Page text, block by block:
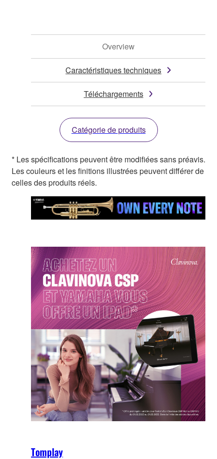
Overview
Caractéristiques techniques
Téléchargements
Catégorie de produits
* Les spécifications peuvent être modifiées sans préavis.
Les couleurs et les finitions illustrées peuvent différer de
celles des produits réels.
Tomplay